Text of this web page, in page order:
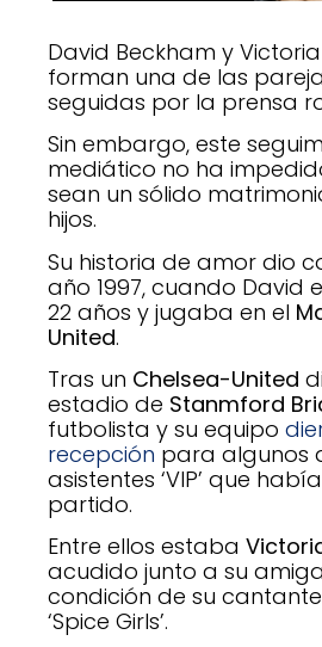
David Beckham y
forman una de las
seguidas por la prensa
Sin embargo, este
mediático no ha
sean un sólido
hijos.
Su historia de amor dio
año 1997, cuando David
22 años y jugaba en el
United.
Tras un Chelsea-United
estadio de Stanmford
futbolista y su equipo
recepción para algunos
asistentes ‘VIP’ que
partido.
Entre ellos estaba
acudido junto a su amiga
condición de su
‘Spice Girls’.